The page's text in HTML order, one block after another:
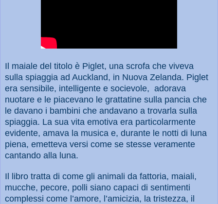
Il maiale del titolo è Piglet, una scrofa che viveva
sulla spiaggia ad Auckland, in Nuova Zelanda. Piglet
era sensibile, intelligente e socievole, adorava
nuotare e le piacevano le grattatine sulla pancia che
le davano i bambini che andavano a trovarla sulla
spiaggia. La sua vita emotiva era particolarmente
evidente, amava la musica e, durante le notti di luna
piena, emetteva versi come se stesse veramente
cantando alla luna.
Il libro tratta di come gli animali da fattoria, maiali,
mucche, pecore, polli siano capaci di sentimenti
complessi come l’amore, l’amicizia, la tristezza, il